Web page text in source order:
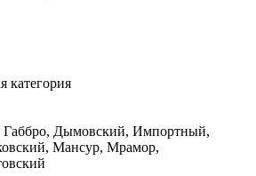
категория
Габбро, Дымовский, Импортный,
Мансур, Мрамор,